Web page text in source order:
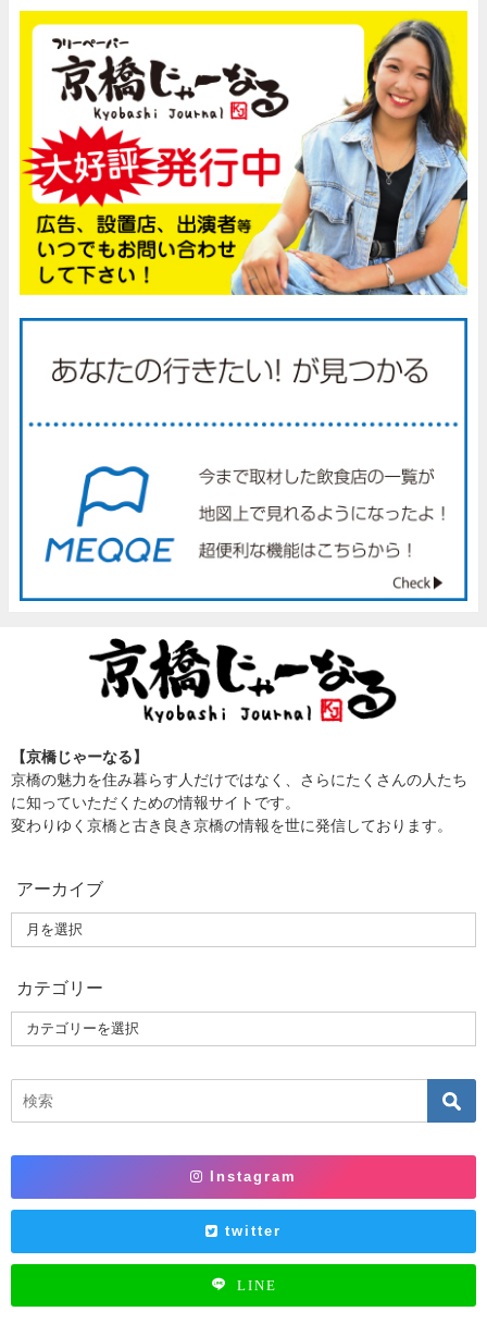
【京橋じゃーなる】
京橋の魅力を住み暮らす人だけではなく、さらにたくさんの人たち
に知っていただくための情報サイトです。
変わりゆく京橋と古き良き京橋の情報を世に発信しております。
アーカイブ
カテゴリー
Instagram
twitter
LINE